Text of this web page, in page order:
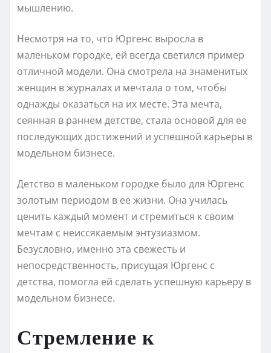
мышлению.
Несмотря на то, что Юргенс выросла в
маленьком городке, ей всегда светился пример
отличной модели. Она смотрела на знаменитых
женщин в журналах и мечтала о том, чтобы
однажды оказаться на их месте. Эта мечта,
сеянная в раннем детстве, стала основой для ее
последующих достижений и успешной карьеры в
модельном бизнесе.
Детство в маленьком городке было для Юргенс
золотым периодом в ее жизни. Она училась
ценить каждый момент и стремиться к своим
мечтам с неиссякаемым энтузиазмом.
Безусловно, именно эта свежесть и
непосредственность, присущая Юргенс с
детства, помогла ей сделать успешную карьеру в
модельном бизнесе.
Стремление к